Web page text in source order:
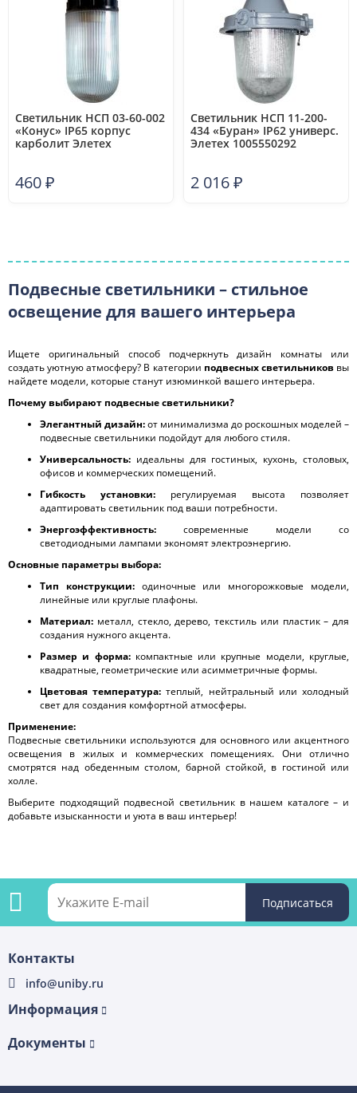
Светильник НСП 03-60-002
«Конус» IP65 корпус
карболит Элетех
460₽
Светильник НСП 11-200-
434 «Буран» IP62 универс.
Элетех 1005550292
2 016₽
Подвесные светильники – стильное
освещение для вашего интерьера
Ищете оригинальный способ подчеркнуть дизайн комнаты или
создать уютную атмосферу? В категории подвесных светильников вы
найдете модели, которые станут изюминкой вашего интерьера.
Почему выбирают подвесные светильники?
Элегантный дизайн:от минимализма до роскошных моделей –
подвесные светильники подойдут для любого стиля.
Универсальность: идеальны для гостиных, кухонь, столовых,
офисов и коммерческих помещений.
Гибкость установки: регулируемая высота позволяет
адаптировать светильник под ваши потребности.
Энергоэффективность: современные модели со
светодиодными лампами экономят электроэнергию.
Основные параметры выбора:
Тип конструкции:одиночные или многорожковые модели,
линейные или круглые плафоны.
Материал: металл, стекло, дерево, текстиль или пластик – для
создания нужного акцента.
Размер и форма:компактные или крупные модели, круглые,
квадратные, геометрические или асимметричные формы.
Цветовая температура: теплый, нейтральный или холодный
свет для создания комфортной атмосферы.
Применение:
Подвесные светильники используются для основного или акцентного
освещения в жилых и коммерческих помещениях. Они отлично
смотрятся над обеденным столом, барной стойкой, в гостиной или
холле.
Выберите подходящий подвесной светильник в нашем каталоге – и
добавьте изысканности и уюта в ваш интерьер!
Контакты
info@uniby.ru
Информация
Документы